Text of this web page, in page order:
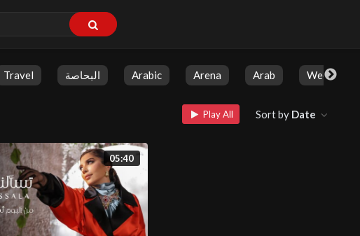
Travel البحاصة Arabic Arena Arab Weekly
Play All Sort by Date
05:40